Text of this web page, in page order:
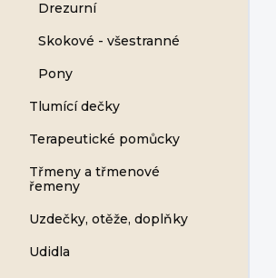
Drezurní
Skokové - všestranné
Pony
Tlumící dečky
Terapeutické pomůcky
Třmeny a třmenové
řemeny
Uzdečky, otěže, doplňky
Udidla